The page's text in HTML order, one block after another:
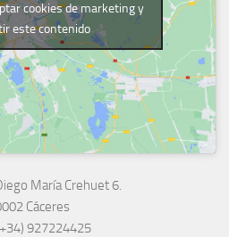
cookies de marketing y
este contenido
María Crehuet 6.
Cáceres
927224425